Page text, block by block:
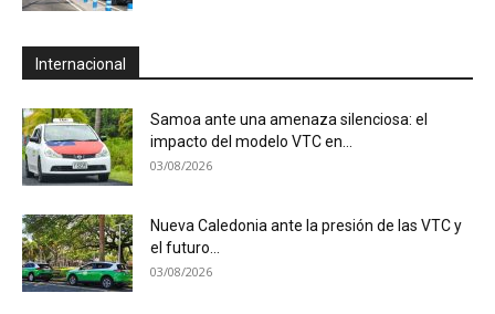
Internacional
Samoa ante una amenaza silenciosa: el
impacto del modelo VTC en...
03/08/2026
Nueva Caledonia ante la presión de las VTC y
el futuro...
03/08/2026